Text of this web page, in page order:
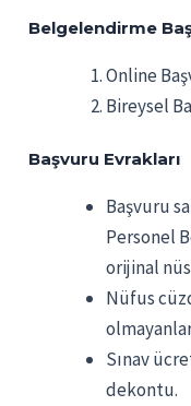
Belgelendirme
Online
Bireysel
Başvuru Evrakları
Başvuru
Personel
orijinal
Nüfus
Sınav
dekontu.